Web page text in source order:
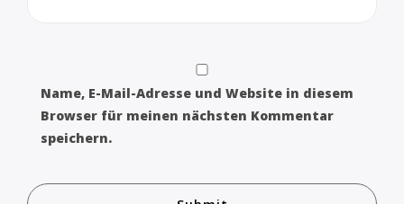
Name, E-Mail-Adresse und Website in diesem
Browser für meinen nächsten Kommentar
speichern.